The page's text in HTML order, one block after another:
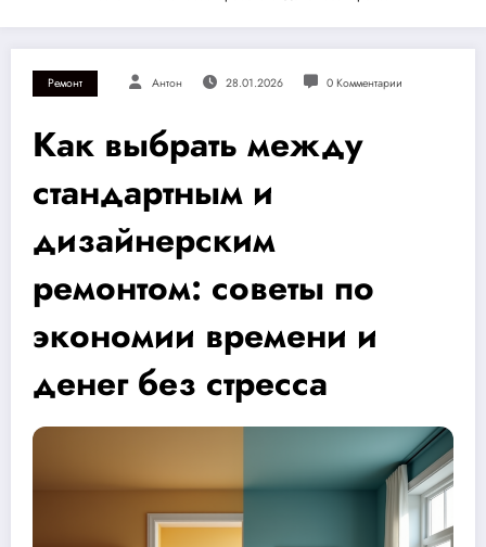
Ремонт Антон 28.01.2026 0 Комментарии
Как выбрать между
стандартным и
дизайнерским
ремонтом: советы по
экономии времени и
денег без стресса